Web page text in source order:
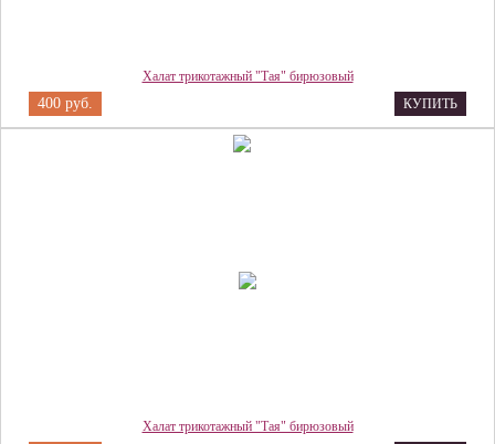
Халат трикотажный "Тая" бирюзовый
400 руб. КУПИТЬ
Халат трикотажный "Тая" бирюзовый